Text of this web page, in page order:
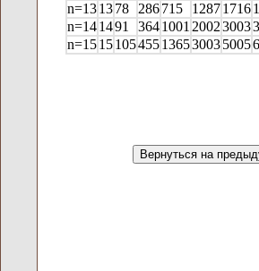
n=131378 286715 12871716
n=141491 3641001 20023003
n=1515105455136530035005